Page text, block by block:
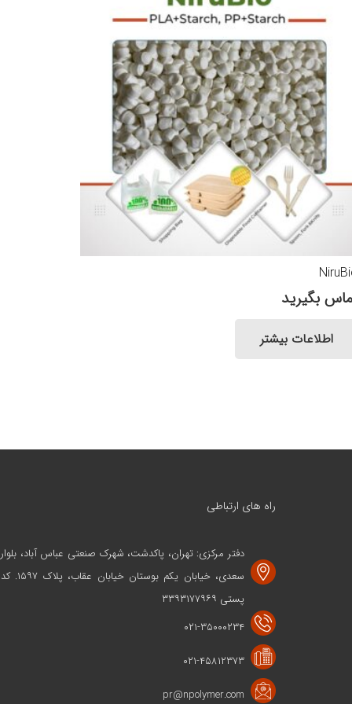
بگیرید
اطلاعات بیشتر
راه های ارتباطی
دفتر مرکزی: تهران، پاکدشت، شهرک صنعتی عباس آباد، بلوار
سعدی، خیابان یکم بوستان خیابان عقاب، پلاک ۱۵۹۷. کد
پستی ۳۳۹۳۱۷۷۹۶۹
۰۲۱-۳۵۰۰۰۲۳۴
۰۲۱-۴۵۸۱۲۳۷۳
pr@npolymer.com